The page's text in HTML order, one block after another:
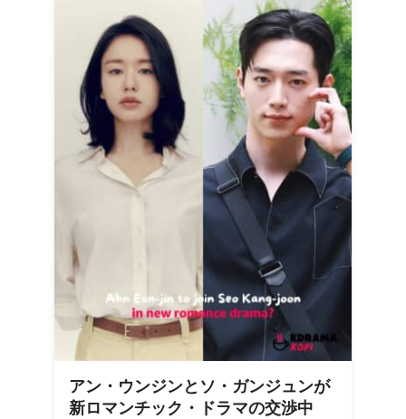
アン・ウンジンとソ・ガンジュンが
新ロマンチック・ドラマの交渉中